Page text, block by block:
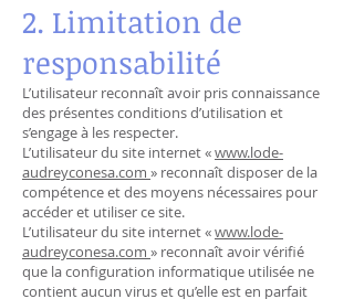
2. Limitation de
responsabilité
L’utilisateur reconnaît avoir pris connaissance
des présentes conditions d’utilisation et
s’engage à les respecter.
L’utilisateur du site internet «www.lode-
audreyconesa.com » reconnaît disposer de la
compétence et des moyens nécessaires pour
accéder et utiliser ce site.
L’utilisateur du site internet «www.lode-
audreyconesa.com » reconnaît avoir vérifié
que la configuration informatique utilisée ne
contient aucun virus et qu’elle est en parfait